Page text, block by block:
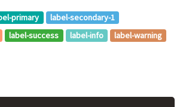
primary
label-secondary-1
label-success label-info
label-warning